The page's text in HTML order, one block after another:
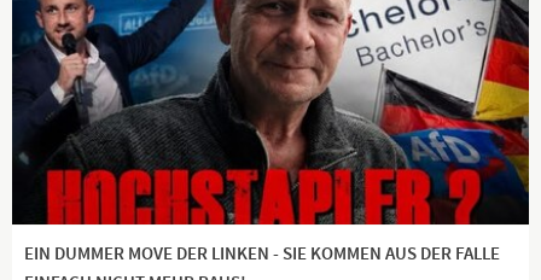
EIN DUMMER MOVE DER LINKEN - SIE KOMMEN AUS DER FALLE